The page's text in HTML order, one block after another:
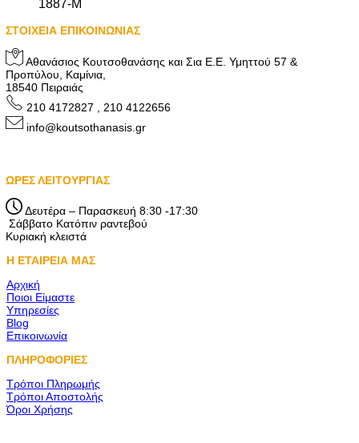
1887-Μ
ΣΤΟΙΧΕΙΑ ΕΠΙΚΟΙΝΩΝΙΑΣ
Αθανάσιος Κουτσοθανάσης και Σια Ε.Ε. Υμηττού 57 &
Προπύλου, Καμίνια,
18540 Πειραιάς
210 4172827 , 210 4122656
info@koutsothanasis.gr
ΩΡΕΣ ΛΕΙΤΟΥΡΓΙΑΣ
Δευτέρα – Παρασκευή 8:30 -17:30
Σάββατο Κατόπιν ραντεβού
Κυριακή κλειστά
Η ΕΤΑΙΡΕΙΑ ΜΑΣ
Αρχική
Ποιοι Είμαστε
Υπηρεσίες
Blog
Επικοινωνία
ΠΛΗΡΟΦΟΡΙΕΣ
Τρόποι Πληρωμής
Τρόποι Αποστολής
Όροι Χρήσης